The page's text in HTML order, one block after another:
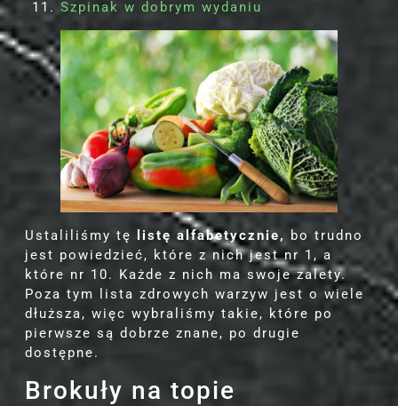
Szpinak w dobrym wydaniu
Ustaliliśmy tę listę alfabetycznie,
bo trudno
jest powiedzieć, które z nich jest nr 1, a
które nr 10. Każde z nich ma swoje zalety.
Poza tym lista zdrowych warzyw jest o wiele
dłuższa, więc wybraliśmy takie, które po
pierwsze są dobrze znane, po drugie
dostępne.
Brokuły na topie